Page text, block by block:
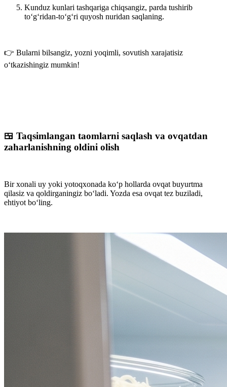
Kunduz kunlari tashqariga chiqsangiz, parda tushirib
to‘g‘ridan-to‘g‘ri quyosh nuridan saqlaning.
👉 Bularni bilsangiz, yozni yoqimli, sovutish xarajatisiz
o‘tkazishingiz mumkin!
🍱 Taqsimlangan taomlarni saqlash va ovqatdan
zaharlanishning oldini olish
Bir xonali uy yoki yotoqxonada ko‘p hollarda ovqat buyurtma
qilasiz va qoldirganingiz bo‘ladi. Yozda esa ovqat tez buziladi,
ehtiyot bo‘ling.